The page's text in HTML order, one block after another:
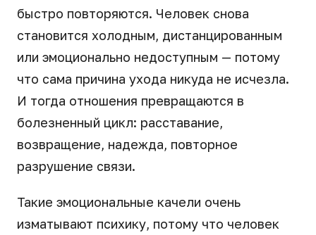
быстро повторяются. Человек снова
становится холодным, дистанцированным
или эмоционально недоступным — потому
что сама причина ухода никуда не исчезла.
И тогда отношения превращаются в
болезненный цикл: расставание,
возвращение, надежда, повторное
разрушение связи.
Такие эмоциональные качели очень
изматывают психику, потому что человек